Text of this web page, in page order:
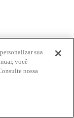
sua
você
nossa